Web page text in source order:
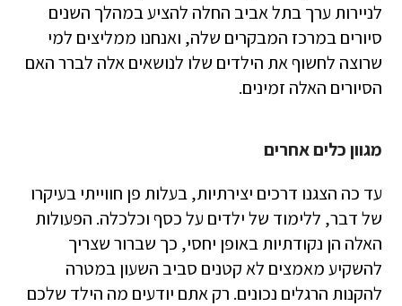
לניירות ערך בתל אביב החלה להציע במהלך השנים
סיורים במרכז המבקרים שלה, ואנחנו ממליצים למי
שרוצה לחשוף את הילדים שלו לנושאים אלה לברר האם
הסיורים האלה זמינים.
מגוון כלים אחרים
עד כה הצגנו דרכים יצירתיות, בעלות פן חווייתי בעיקרו
של דבר, ללימוד של ילדים על כסף וכלכלה. הפעולות
האלה הן נקודתיות באופן יחסי, כך שברור שצריך
להשקיע מאמצים לא קטנים סביב השעון במטרה
להקנות הרגלים נכונים. רק אתם יודעים מה הילד שלכם